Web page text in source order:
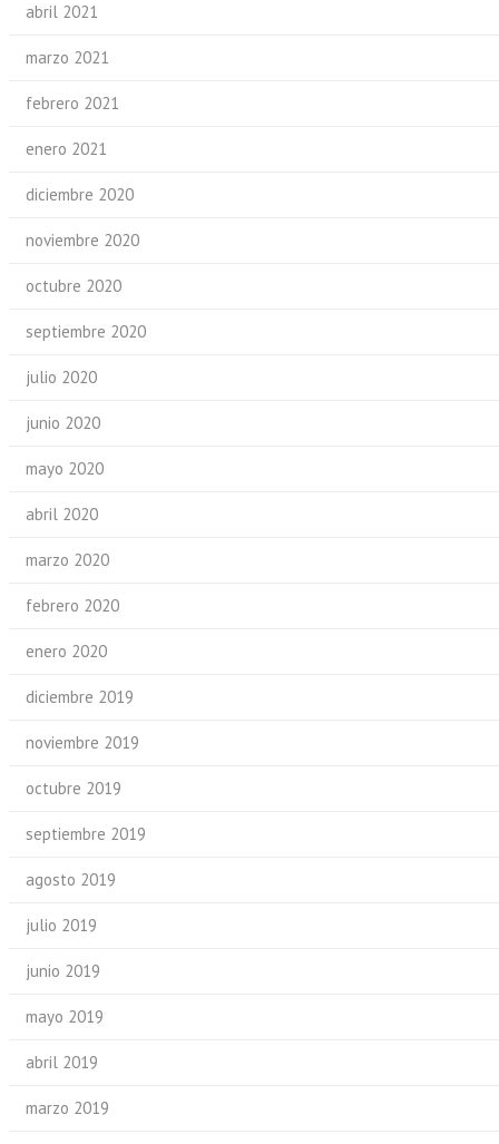
abril 2021
marzo 2021
febrero 2021
enero 2021
diciembre 2020
noviembre 2020
octubre 2020
septiembre 2020
julio 2020
junio 2020
mayo 2020
abril 2020
marzo 2020
febrero 2020
enero 2020
diciembre 2019
noviembre 2019
octubre 2019
septiembre 2019
agosto 2019
julio 2019
junio 2019
mayo 2019
abril 2019
marzo 2019